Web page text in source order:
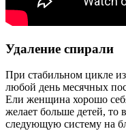
Удаление спирали
При стабильном цикле
любой день месячных
Ели женщина хорошо
желает больше детей, то
следующую систему на